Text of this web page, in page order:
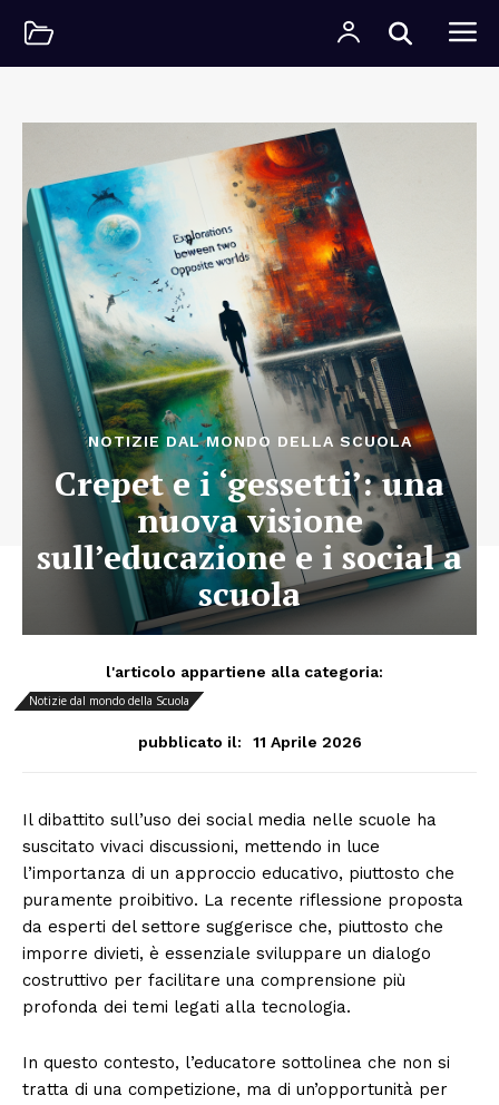
NOTIZIE DAL MONDO DELLA SCUOLA
Crepet e i ‘gessetti’: una
nuova visione
sull’educazione e i social a
scuola
l'articolo appartiene alla categoria:
Notizie dal mondo della Scuola
pubblicato il: 11 Aprile 2026
Il dibattito sull’uso dei social media nelle scuole ha
suscitato vivaci discussioni, mettendo in luce
l’importanza di un approccio educativo, piuttosto che
puramente proibitivo. La recente riflessione proposta
da esperti del settore suggerisce che, piuttosto che
imporre divieti, è essenziale sviluppare un dialogo
costruttivo per facilitare una comprensione più
profonda dei temi legati alla tecnologia.
In questo contesto, l’educatore sottolinea che non si
tratta di una competizione, ma di un’opportunità per